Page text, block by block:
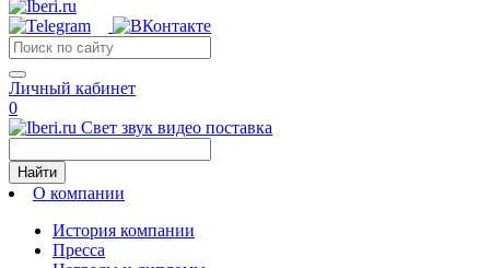
Личный кабинет
0
Свет звук видео поставка
Найти
О компании
История компании
Пресса